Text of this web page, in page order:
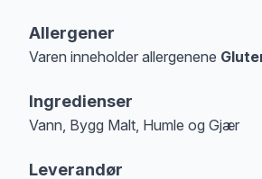
Allergener
Varen inneholder allergenene
Ingredienser
Vann, Bygg Malt, Humle og Gjær
Leverandør